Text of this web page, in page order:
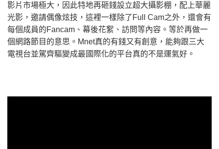
影片市場極大，因此特地再砸錢設立超大攝影棚，配上華麗
光影，邀請偶像炫技，這裡一樣除了Full Cam之外，還會有
每個成員的Fancam、幕後花絮、訪問等內容。等於再做一
個網路節目的意思。Mnet真的有錢又有創意，能夠跟三大
電視台並駕齊驅變成最國際化的平台真的不是運氣好。